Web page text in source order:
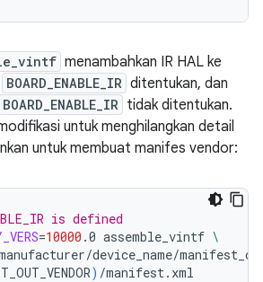
menambahkan IR HAL ke
BOARD_ENABLE_IR ditentukan, dan
BOARD_ENABLE_IR tidak ditentukan.
untuk menghilangkan detail
untuk membuat manifes vendor:
is defined
=10000 .0 assemble_vintf \
device_name/
) /manifest.xml